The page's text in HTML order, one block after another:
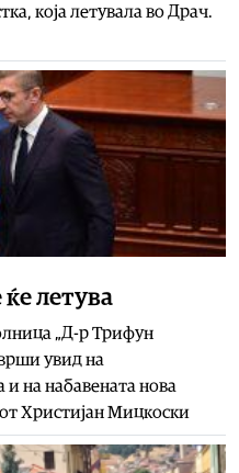
која летувала во Драч.
летува
„Д-р Трифун
увид на
и на набавената нова
Христијан Мицкоски